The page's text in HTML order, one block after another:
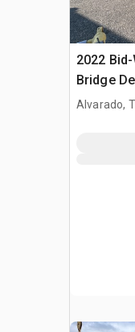
2022
Bridge
Alvarado,